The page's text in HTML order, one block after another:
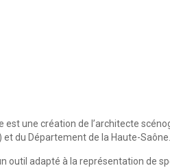
une création de l’architecte
et du Département de la Haute-Saône.
outil adapté à la représentation de